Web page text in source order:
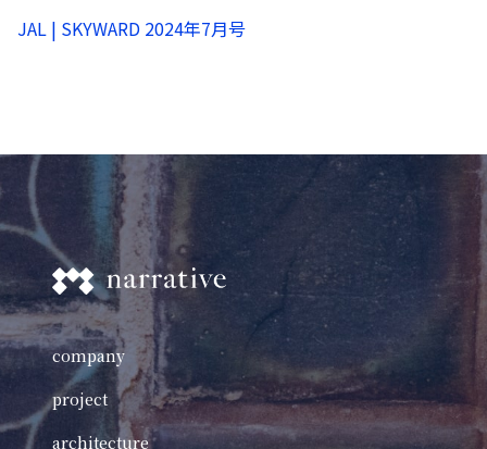
JAL | SKYWARD 2024年7月号
company
project
architecture